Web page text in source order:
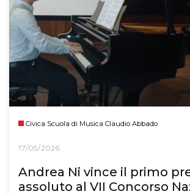
Civica Scuola di Musica Claudio Abbado
17/05/2026
Andrea Ni vince il primo
assoluto al VII Concorso